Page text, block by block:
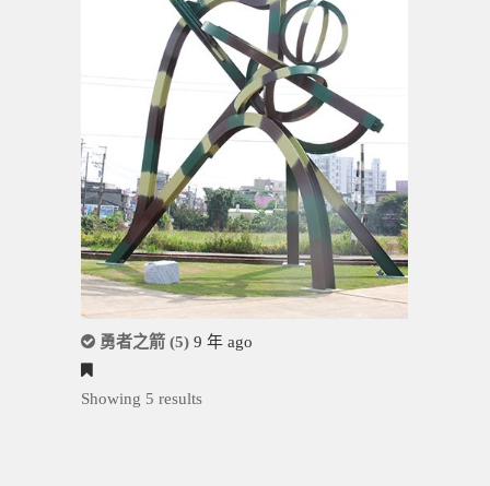
勇者之箭 (5) 9 年 ago
Showing 5 results